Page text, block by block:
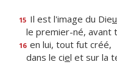
15 Il est l'image du Dieu
le premier-né, avant
16 en lui, tout fut créé,
dans le ciel et sur la